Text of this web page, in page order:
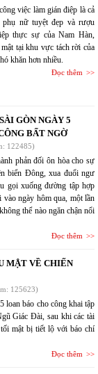
việc làm gián điệp là cả
phụ nữ tuyệt đẹp và rượu
thực sự của Nam Hàn,
tại khu vực tách rời của
khăn hơn nhiều.
Đọc thêm
GÒN NGÀY 5
BẤT NGỜ
122485)
phản đối ôn hòa cho sự
biển Đông, xua đuổi ngư
gọi xuống đường tập hợp
ngày hôm qua, một lần
thể nào ngăn chận nổi
Đọc thêm
MẬT VỀ CHIẾN
125623)
loan báo cho công khai tập
Giác Đài, sau khi các tài
mật bị tiết lộ với báo chí
Đọc thêm